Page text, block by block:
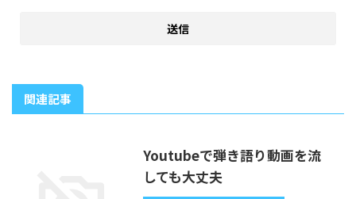
関連記事
Youtubeで弾き語り動画を流
しても大丈夫